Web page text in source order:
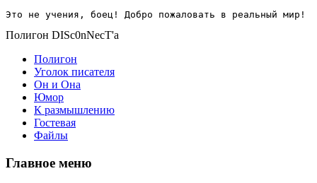
Это не учения, боец! Добро пожаловать в реальный мир!
Полигон DISc0nNecT'a
Полигон
Уголок писателя
Он и Она
Юмор
К размышлению
Гостевая
Файлы
Главное меню